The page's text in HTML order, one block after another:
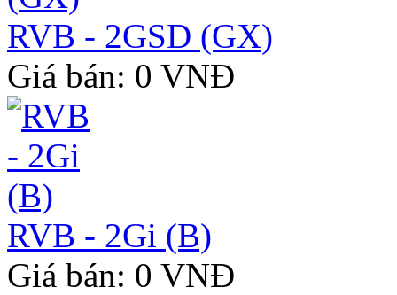
RVB - 2GSD (GX)
Giá bán: 0 VNĐ
RVB - 2Gi (B)
Giá bán: 0 VNĐ